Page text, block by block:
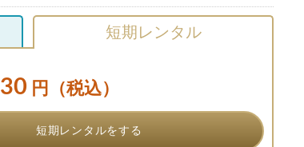
短期レンタル
円（税込）
短期レンタルをする